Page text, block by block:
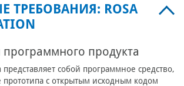
ТРЕБОВАНИЯ: ROSA
продукта
представляет собой программное средство,
прототипа с открытым исходным кодом